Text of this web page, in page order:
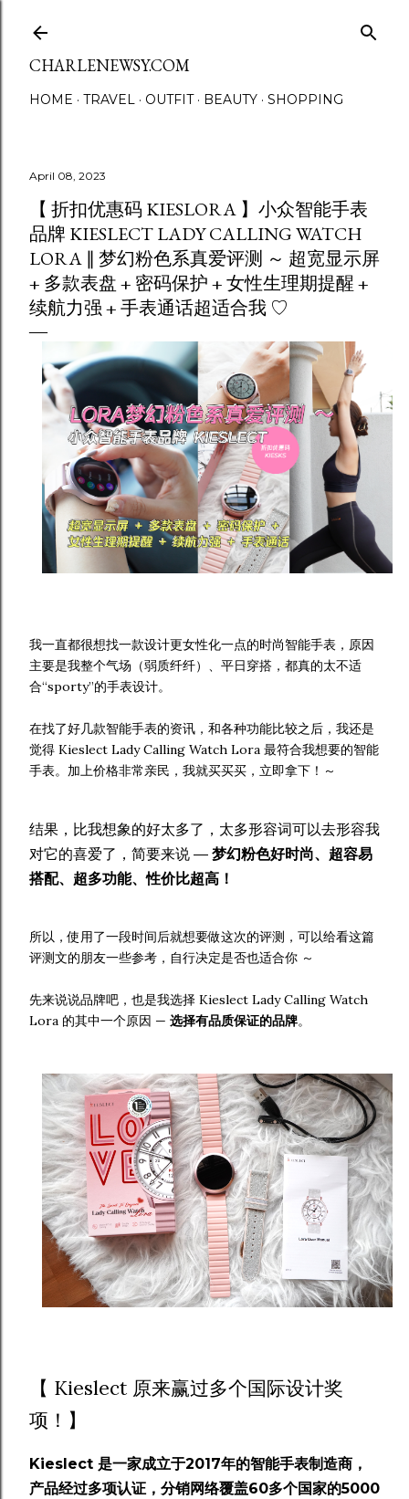
CHARLENEWSY.COM
HOME TRAVEL OUTFIT BEAUTY SHOPPING
April 08, 2023
【 折扣优惠码 KIESLORA 】小众智能手表
品牌 KIESLECT LADY CALLING WATCH
LORA ∥ 梦幻粉色系真爱评测 ～ 超宽显示屏
+ 多款表盘 + 密码保护 + 女性生理期提醒 +
续航力强 + 手表通话超适合我 ♡
我一直都很想找一款设计更女性化一点的时尚智能手表，原因
主要是我整个气场（弱质纤纤）、平日穿搭，都真的太不适
合“sporty”的手表设计。
在找了好几款智能手表的资讯，和各种功能比较之后，我还是
觉得 Kieslect Lady Calling Watch Lora 最符合我想要的智能
手表。加上价格非常亲民，我就买买买，立即拿下！～
结果，比我想象的好太多了，太多形容词可以去形容我
对它的喜爱了，简要来说 — 梦幻粉色好时尚、超容易
搭配、超多功能、性价比超高！
所以，使用了一段时间后就想要做这次的评测，可以给看这篇
评测文的朋友一些参考，自行决定是否也适合你 ～
先来说说品牌吧，也是我选择 Kieslect Lady Calling Watch
Lora 的其中一个原因 — 选择有品质保证的品牌。
【 Kieslect 原来赢过多个国际设计奖
项！】
Kieslect 是一家成立于2017年的智能手表制造商，
产品经过多项认证，分销网络覆盖60多个国家的5000